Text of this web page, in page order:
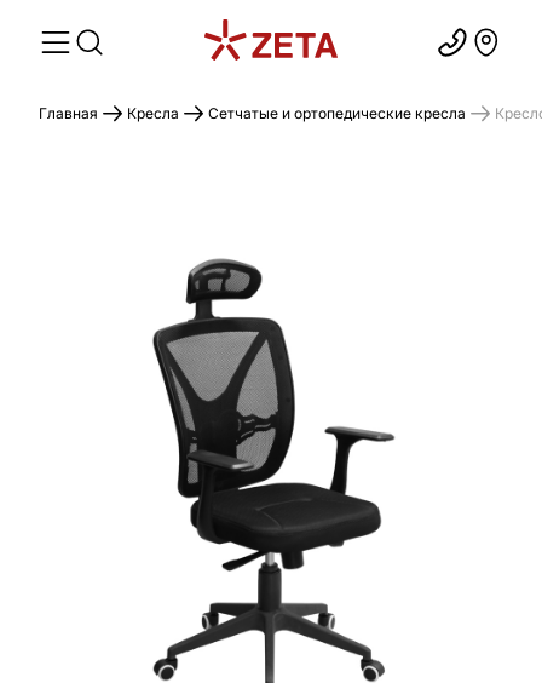
Главная Кресла Сетчатые и ортопедические кресла